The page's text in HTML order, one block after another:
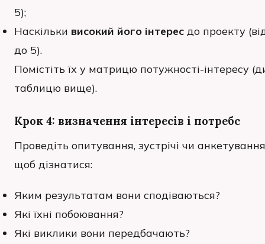
5);
Наскільки високий його інтерес до проекту
до 5).
Помістіть їх у матрицю потужності-інтересу
таблицю вище).
Крок 4: визначення інтересів і потребс
Проведіть опитування, зустрічі чи
щоб дізнатися:
Яким результатам вони сподіваються?
Які їхні побоювання?
Які виклики вони передбачають?